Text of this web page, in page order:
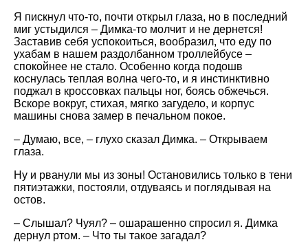
Я пискнул что-то, почти открыл глаза, но в последний
миг устыдился – Димка-то молчит и не дернется!
Заставив себя успокоиться, вообразил, что еду по
ухабам в нашем раздолбанном троллейбусе –
спокойнее не стало. Особенно когда подошв
коснулась теплая волна чего-то, и я инстинктивно
поджал в кроссовках пальцы ног, боясь обжечься.
Вскоре вокруг, стихая, мягко загудело, и корпус
машины снова замер в печальном покое.
– Думаю, все, – глухо сказал Димка. – Открываем
глаза.
Ну и рванули мы из зоны! Остановились только в тени
пятиэтажки, постояли, отдуваясь и поглядывая на
остов.
– Слышал? Чуял? – ошарашенно спросил я. Димка
дернул ртом. – Что ты такое загадал?